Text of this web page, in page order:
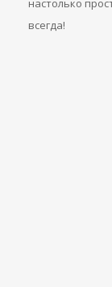
настолько
всегда!